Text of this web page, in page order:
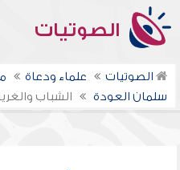
الصوتيات
الصوتيات علماء ودعاة
سلمان العودة
الشباب